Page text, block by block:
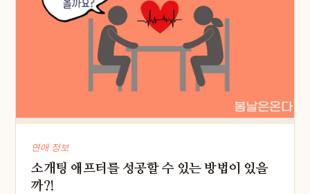
연애 정보
소개팅 애프터를 성공할 수 있는 방법이 있을
까?!